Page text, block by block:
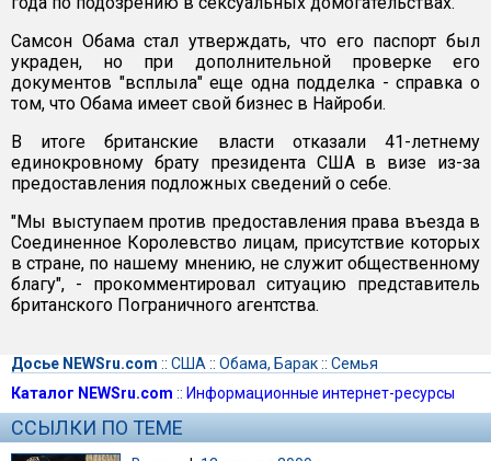
Самсон Обама стал утверждать, что его паспорт был
украден, но при дополнительной проверке его
документов "всплыла" еще одна подделка - справка о
том, что Обама имеет свой бизнес в Найроби.
В итоге британские власти отказали 41-летнему
единокровному брату президента США в визе из-за
предоставления подложных сведений о себе.
"Мы выступаем против предоставления права въезда в
Соединенное Королевство лицам, присутствие которых
в стране, по нашему мнению, не служит общественному
благу", - прокомментировал ситуацию представитель
британского Пограничного агентства.
Досье NEWSru.com :: США :: Обама, Барак:: Семья
Каталог NEWSru.com :: Информационные интернет-ресурсы
ССЫЛКИ ПО ТЕМЕ